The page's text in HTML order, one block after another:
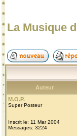
La Musique
Auteur
M.O.P.
Super Posteur
Inscrit le: 11 Mar 2004
Messages: 3224